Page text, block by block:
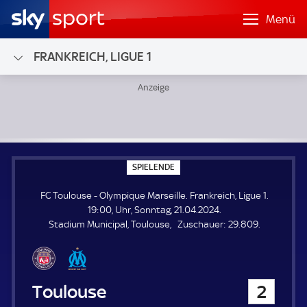
Menü
FRANKREICH, LIGUE 1
SPIELENDE
P
E
L
E
N
FC Toulouse - Olympique Marseille. Frankreich, Ligue 1.
19:00, Uhr, Sonntag, 21.04.2024.
Stadium Municipal, Toulouse
Zuschauer: Z
29.809.
FC Toulouse 2